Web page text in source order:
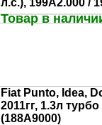
л.с.), 199A2.000 /
Товар в
Fiat Punto, Idea,
2011гг, 1.3л
(188A9000)